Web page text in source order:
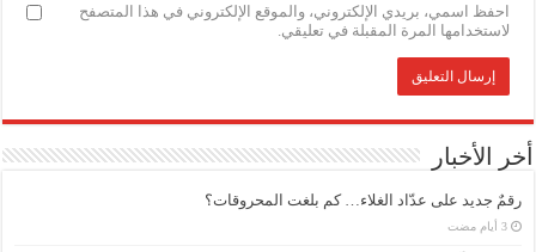
احفظ اسمي، بريدي الإلكتروني، والموقع الإلكتروني في هذا المتصفح
لاستخدامها المرة المقبلة في تعليقي.
أخر الأخبار
رقمٌ جديد على عدّاد الغلاء… كم بلغت المحروقات؟
‏3 أيام مضت